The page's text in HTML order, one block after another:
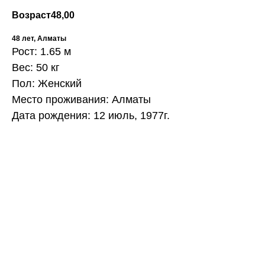
Возраст48,00
48 лет, Алматы
Рост: 1.65 м
Вес: 50 кг
Пол: Женский
Место проживания: Алматы
Дата рождения: 12 июль, 1977г.